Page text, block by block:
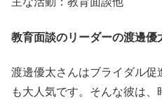
教育面談のリーダーの渡邊優
渡邊優太さんはブライダル
も大人気です。そんな彼は